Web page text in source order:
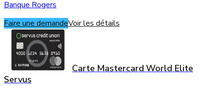
Banque Rogers
Faire une demandeVoir les détails
Carte Mastercard World Elite
Servus